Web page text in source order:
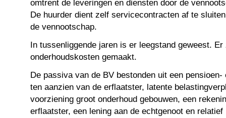
omtrent de leveringen en diensten door de
De huurder dient zelf servicecontracten af te
de vennootschap.
In tussenliggende jaren is er leegstand geweest.
onderhoudskosten gemaakt.
De passiva van de BV bestonden uit een
ten aanzien van de erflaatster, latente
voorziening groot onderhoud gebouwen, een
erflaatster, een lening aan de echtgenoot en